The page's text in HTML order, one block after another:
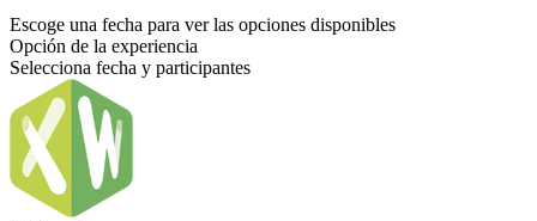
Escoge una fecha para ver las opciones disponibles
Opción de la experiencia
Selecciona fecha y participantes